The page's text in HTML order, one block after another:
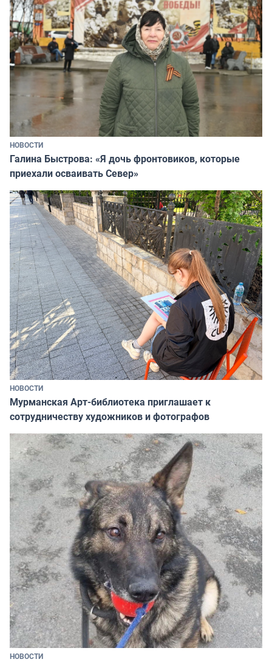
НОВОСТИ
Галина Быстрова: «Я дочь фронтовиков, которые
приехали осваивать Север»
НОВОСТИ
Мурманская Арт-библиотека приглашает к
сотрудничеству художников и фотографов
НОВОСТИ